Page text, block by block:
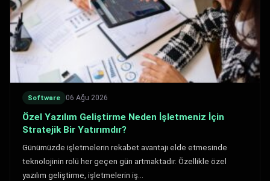
Software 06 Ağu 2026
Özel Yazılım Geliştirme Neden İşletmeniz İçin
Stratejik Bir Yatırımdır?
Günümüzde işletmelerin rekabet avantajı elde etmesinde
teknolojinin rolü her geçen gün artmaktadır. Özellikle özel
yazılım geliştirme, işletmelerin iş…